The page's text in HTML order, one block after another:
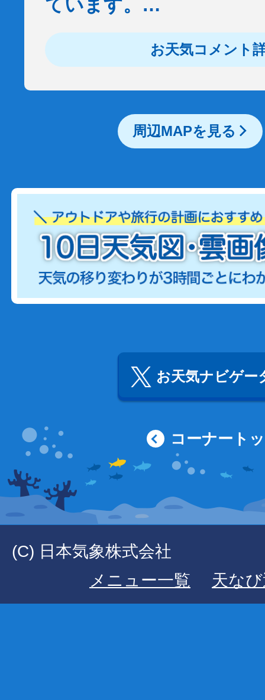
ています。…
お天気コメント
周辺MAPを見る
お天気ナビゲー
コーナート
(C) 日本気象株式会社
メニュー一覧
天な